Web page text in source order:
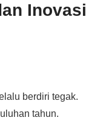
Inovasi
berdiri tegak.
tahun.